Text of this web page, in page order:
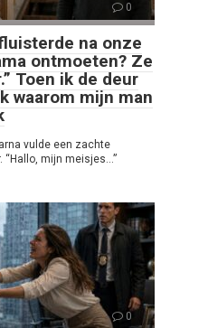
0
na onze
ontmoeten? Ze
Toen ik de deur
waarom mijn man
vulde een zachte
mijn meisjes…”
0